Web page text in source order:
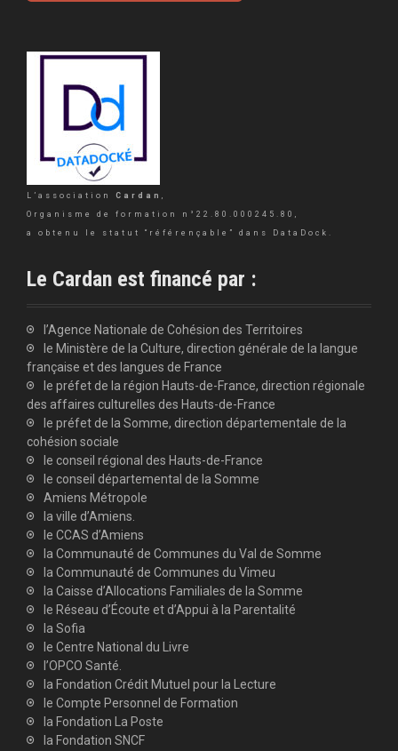
L’association Cardan ,
Organisme de formation n°22.80.000245.80,
a obtenu le statut “référençable” dans DataDock.
Le Cardan est financé par :
l’Agence Nationale de Cohésion des Territoires
le Ministère de la Culture, direction générale de la langue
française et des langues de France
le préfet de la région Hauts-de-France, direction régionale
des affaires culturelles des Hauts-de-France
le préfet de la Somme, direction départementale de la
cohésion sociale
le conseil régional des Hauts-de-France
le conseil départemental de la Somme
Amiens Métropole
la ville d’Amiens.
le CCAS d’Amiens
la Communauté de Communes du Val de Somme
la Communauté de Communes du Vimeu
la Caisse d’Allocations Familiales de la Somme
le Réseau d’Écoute et d’Appui à la Parentalité
la Sofia
le Centre National du Livre
l’OPCO Santé.
la Fondation Crédit Mutuel pour la Lecture
le Compte Personnel de Formation
la Fondation La Poste
la Fondation SNCF